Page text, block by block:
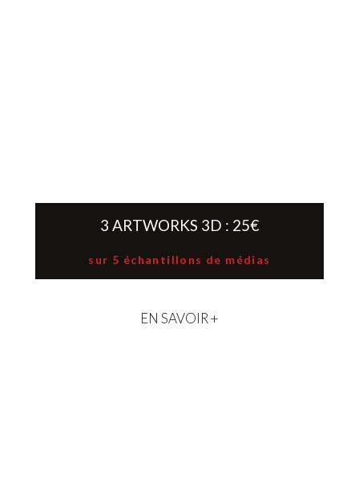
3 ARTWORKS 3D : 25€
sur 5 échantillons de médias
EN SAVOIR +